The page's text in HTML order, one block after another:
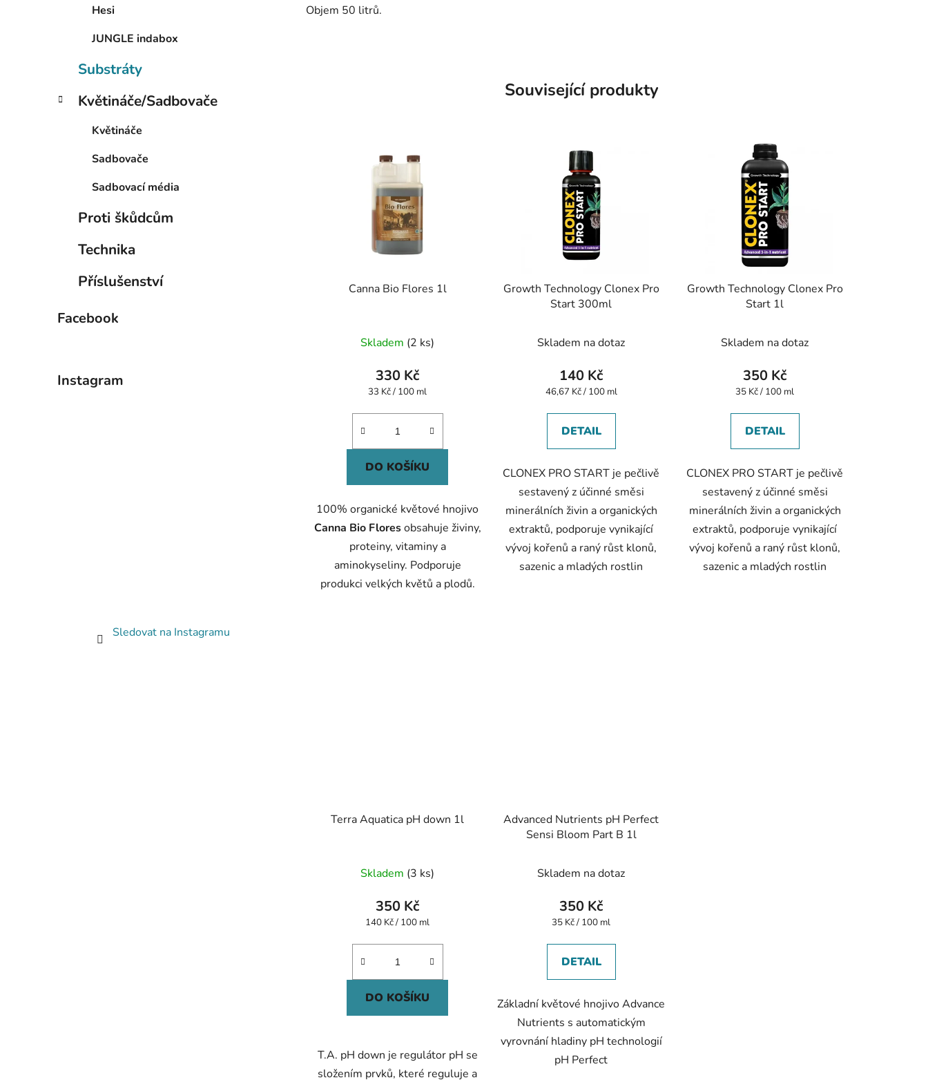
Hesi
JUNGLE indabox
Substráty
Květináče/Sadbovače
Květináče
Sadbovače
Sadbovací média
Proti škůdcům
Technika
Příslušenství
Facebook
Instagram
Sledovat na Instagramu
Objem 50 litrů.
Související produkty
Canna Bio Flores 1l
Skladem (2 ks)
330 Kč
Měrná
33 Kč / 100 ml
DO KOŠÍKU
100% organické květové hnojivo
Canna Bio Floresobsahuje živiny,
proteiny, vitaminy a
aminokyseliny. Podporuje
produkci velkých květů a plodů.
Growth Technology Clonex Pro
Start 300ml
Skladem na dotaz
140 Kč
Měrná
46,67 Kč / 100 ml
DETAIL
CLONEX PRO START je pečlivě
sestavený z účinné směsi
minerálních živin a organických
extraktů, podporuje vynikající
vývoj kořenů a raný růst klonů,
sazenic a mladých rostlin
Growth Technology Clonex Pro
Start 1l
Skladem na dotaz
350 Kč
Měrná
35 Kč / 100 ml
DETAIL
CLONEX PRO START je pečlivě
sestavený z účinné směsi
minerálních živin a organických
extraktů, podporuje vynikající
vývoj kořenů a raný růst klonů,
sazenic a mladých rostlin
Terra Aquatica pH down 1l
Skladem (3 ks)
350 Kč
Měrná
140 Kč / 100 ml
DO KOŠÍKU
T.A. pH down je regulátor pH se
složením prvků, které reguluje a
Advanced Nutrients pH Perfect
Sensi Bloom Part B 1l
Skladem na dotaz
350 Kč
Měrná
35 Kč / 100 ml
DETAIL
Základní květové hnojivo Advance
Nutrients s automatickým
vyrovnání hladiny pH technologií
pH Perfect